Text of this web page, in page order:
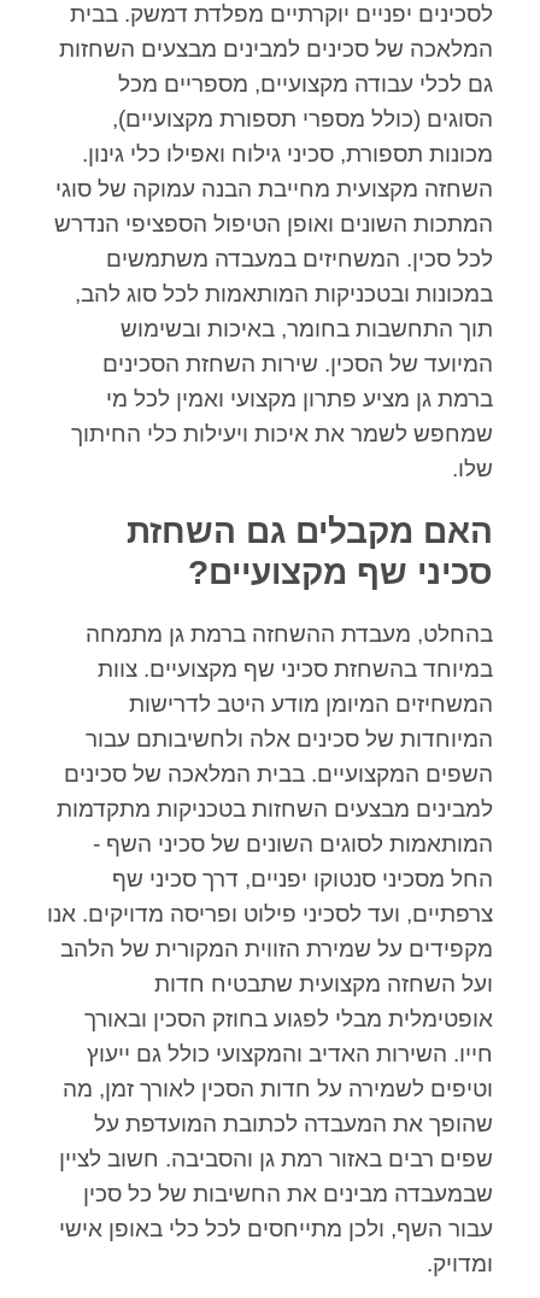
לסכינים יפניים יוקרתיים מפלדת דמשק. בבית
המלאכה של סכינים למבינים מבצעים השחזות
גם לכלי עבודה מקצועיים, מספריים מכל
הסוגים (כולל מספרי תספורת מקצועיים),
מכונות תספורת, סכיני גילוח ואפילו כלי גינון.
השחזה מקצועית מחייבת הבנה עמוקה של סוגי
המתכות השונים ואופן הטיפול הספציפי הנדרש
לכל סכין. המשחיזים במעבדה משתמשים
במכונות ובטכניקות המותאמות לכל סוג להב,
תוך התחשבות בחומר, באיכות ובשימוש
המיועד של הסכין. שירות השחזת הסכינים
ברמת גן מציע פתרון מקצועי ואמין לכל מי
שמחפש לשמר את איכות ויעילות כלי החיתוך
שלו.
האם מקבלים גם השחזת
סכיני שף מקצועיים?
בהחלט, מעבדת ההשחזה ברמת גן מתמחה
במיוחד בהשחזת סכיני שף מקצועיים. צוות
המשחיזים המיומן מודע היטב לדרישות
המיוחדות של סכינים אלה ולחשיבותם עבור
השפים המקצועיים. בבית המלאכה של סכינים
למבינים מבצעים השחזות בטכניקות מתקדמות
המותאמות לסוגים השונים של סכיני השף -
החל מסכיני סנטוקו יפניים, דרך סכיני שף
צרפתיים, ועד לסכיני פילוט ופריסה מדויקים. אנו
מקפידים על שמירת הזווית המקורית של הלהב
ועל השחזה מקצועית שתבטיח חדות
אופטימלית מבלי לפגוע בחוזק הסכין ובאורך
חייו. השירות האדיב והמקצועי כולל גם ייעוץ
וטיפים לשמירה על חדות הסכין לאורך זמן, מה
שהופך את המעבדה לכתובת המועדפת על
שפים רבים באזור רמת גן והסביבה. חשוב לציין
שבמעבדה מבינים את החשיבות של כל סכין
עבור השף, ולכן מתייחסים לכל כלי באופן אישי
ומדויק.